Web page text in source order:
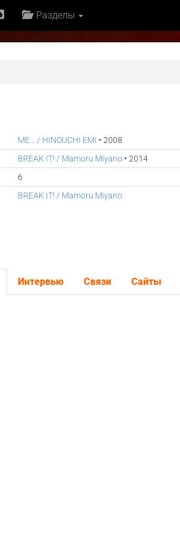
Разделы
ME... / HINOUCHI EMI • 2008
BREAK IT! / Mamoru Miyano• 2014
6
BREAK IT! / Mamoru Miyano
Интервью Связи Сайты